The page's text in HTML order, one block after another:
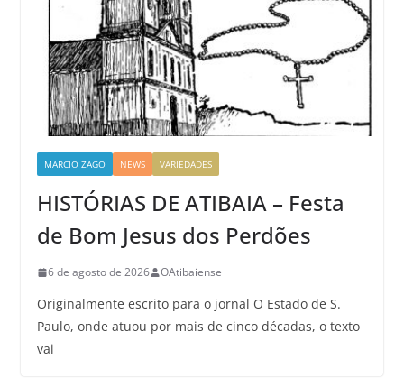
MARCIO ZAGO NEWS VARIEDADES
HISTÓRIAS DE ATIBAIA – Festa
de Bom Jesus dos Perdões
6 de agosto de 2026 OAtibaiense
Originalmente escrito para o jornal O Estado de S.
Paulo, onde atuou por mais de cinco décadas, o texto
vai